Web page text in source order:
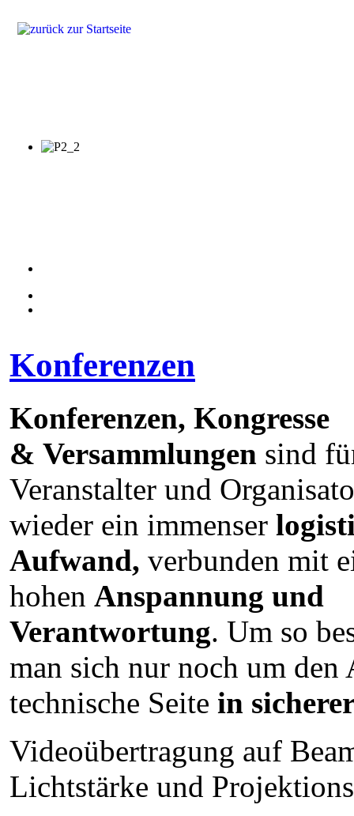
Konferenzen
Konferenzen, Kongresse
& Versammlungen sind
Veranstalter und
wieder ein immenser
Aufwand, verbunden mit
hohen Anspannung und
Verantwortung. Um so
man sich nur noch um
technische Seite in
Videoübertragung auf
Lichtstärke und